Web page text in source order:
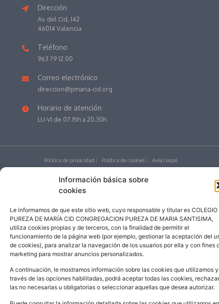
Información básica sobre
cookies
Le informamos de que este sitio web, cuyo responsable y titular es COLEGIO
PUREZA DE MARÍA CID CONGREGACION PUREZA DE MARIA SANTISIMA,
utiliza cookies propias y de terceros, con la finalidad de permitir el
funcionamiento de la página web (por ejemplo, gestionar la aceptación del
de cookies), para analizar la navegación de los usuarios por ella y con fines
marketing para mostrar anuncios personalizados.
A continuación, le mostramos información sobre las cookies que utilizamos
través de las opciones habilitadas, podrá aceptar todas las cookies, rechazar
las no necesarias u obligatorias o seleccionar aquellas que desea autorizar.
Dirección
Av. del Cid, 142
46014 Valencia
Teléfono
963 79 12 00
Correo electrónico
direccion@pmaria-cid.org
Horario de atención
LU-VI de 07.15h a 20.30h
Política de privacidad Política de cookies
Aviso legal
2026| Colegio Pureza de María Cid
Desarrollado por addicional.com
Español